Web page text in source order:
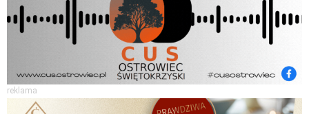
reklama